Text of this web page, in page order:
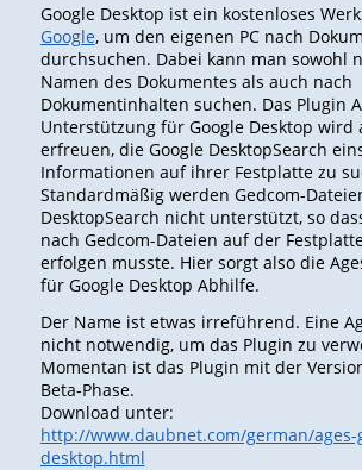
Google Desktop ist ein kostenloses
Google, um den eigenen PC nach
durchsuchen. Dabei kann man sowohl
Namen des Dokumentes als auch nach
Dokumentinhalten suchen. Das Plugin
Unterstützung für Google Desktop wird
erfreuen, die Google DesktopSearch
Informationen auf ihrer Festplatte zu
Standardmäßig werden Gedcom-
DesktopSearch nicht unterstützt, so
nach Gedcom-Dateien auf der
erfolgen musste. Hier sorgt also die
für Google Desktop Abhilfe.
Der Name ist etwas irreführend. Eine
nicht notwendig, um das Plugin zu
Momentan ist das Plugin mit der
Beta-Phase.
Download unter:
http://www.daubnet.com/german/ages-
desktop.html